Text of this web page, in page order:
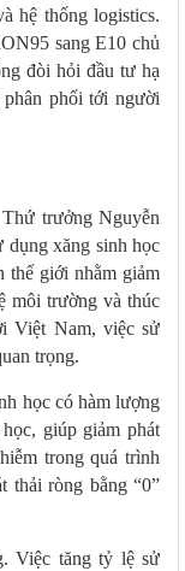
hệ thống logistics.
sang E10 chủ
đòi hỏi đầu tư hạ
phối tới người
trưởng Nguyễn
dụng xăng sinh học
thế giới nhằm giảm
môi trường và thúc
Việt Nam, việc sử
trọng.
học có hàm lượng
giúp giảm phát
trong quá trình
thải ròng bằng “0”
Việc tăng tỷ lệ sử